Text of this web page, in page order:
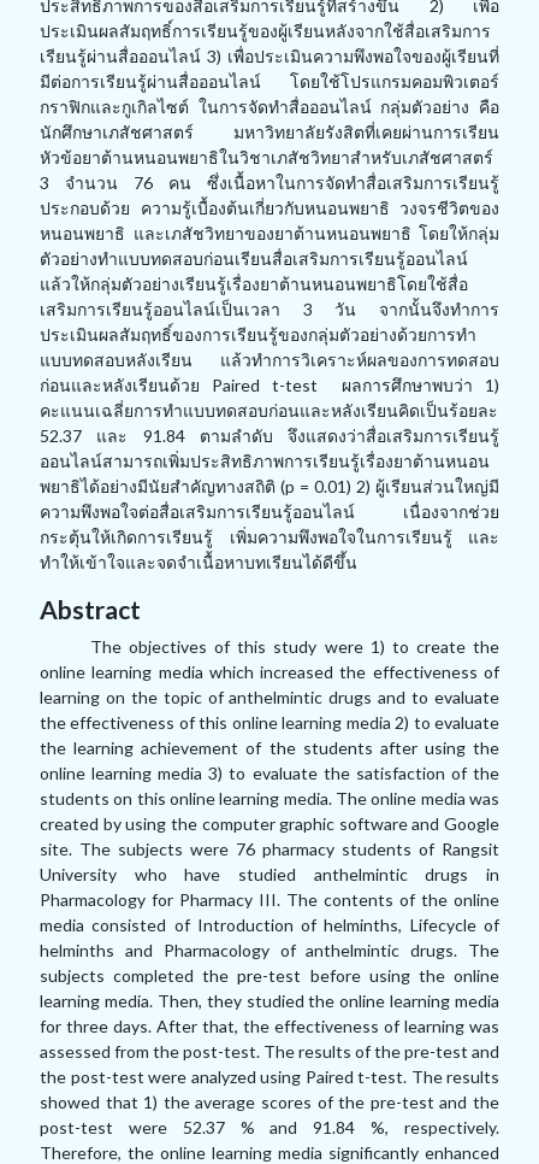
ประสิทธิภาพการของสื่อเสริมการเรียนรู้ที่สร้างขึ้น 2) เพื่อ
ประเมินผลสัมฤทธิ์การเรียนรู้ของผู้เรียนหลังจากใช้สื่อเสริมการ
เรียนรู้ผ่านสื่อออนไลน์ 3) เพื่อประเมินความพึงพอใจของผู้เรียนที่
มีต่อการเรียนรู้ผ่านสื่อออนไลน์ โดยใช้โปรแกรมคอมพิวเตอร์
กราฟิกและกูเกิลไซต์ ในการจัดทำสื่อออนไลน์ กลุ่มตัวอย่าง คือ
นักศึกษาเภสัชศาสตร์ มหาวิทยาลัยรังสิตที่เคยผ่านการเรียน
หัวข้อยาต้านหนอนพยาธิในวิชาเภสัชวิทยาสำหรับเภสัชศาสตร์
3 จำนวน 76 คน ซึ่งเนื้อหาในการจัดทำสื่อเสริมการเรียนรู้
ประกอบด้วย ความรู้เบื้องต้นเกี่ยวกับหนอนพยาธิ วงจรชีวิตของ
หนอนพยาธิ และเภสัชวิทยาของยาต้านหนอนพยาธิ โดยให้กลุ่ม
ตัวอย่างทำแบบทดสอบก่อนเรียนสื่อเสริมการเรียนรู้ออนไลน์
แล้วให้กลุ่มตัวอย่างเรียนรู้เรื่องยาต้านหนอนพยาธิโดยใช้สื่อ
เสริมการเรียนรู้ออนไลน์เป็นเวลา 3 วัน จากนั้นจึงทำการ
ประเมินผลสัมฤทธิ์ของการเรียนรู้ของกลุ่มตัวอย่างด้วยการทำ
แบบทดสอบหลังเรียน แล้วทำการวิเคราะห์ผลของการทดสอบ
ก่อนและหลังเรียนด้วย Paired t-test ผลการศึกษาพบว่า 1)
คะแนนเฉลี่ยการทำแบบทดสอบก่อนและหลังเรียนคิดเป็นร้อยละ
52.37 และ 91.84 ตามลำดับ จึงแสดงว่าสื่อเสริมการเรียนรู้
ออนไลน์สามารถเพิ่มประสิทธิภาพการเรียนรู้เรื่องยาต้านหนอน
พยาธิได้อย่างมีนัยสำคัญทางสถิติ (p = 0.01) 2) ผู้เรียนส่วนใหญ่มี
ความพึงพอใจต่อสื่อเสริมการเรียนรู้ออนไลน์ เนื่องจากช่วย
กระตุ้นให้เกิดการเรียนรู้ เพิ่มความพึงพอใจในการเรียนรู้ และ
ทำให้เข้าใจและจดจำเนื้อหาบทเรียนได้ดีขึ้น
Abstract
The objectives of this study were 1) to create the
online learning media which increased the effectiveness of
learning on the topic of anthelmintic drugs and to evaluate
the effectiveness of this online learning media 2) to evaluate
the learning achievement of the students after using the
online learning media 3) to evaluate the satisfaction of the
students on this online learning media. The online media was
created by using the computer graphic software and Google
site. The subjects were 76 pharmacy students of Rangsit
University who have studied anthelmintic drugs in
Pharmacology for Pharmacy III. The contents of the online
media consisted of Introduction of helminths, Lifecycle of
helminths and Pharmacology of anthelmintic drugs. The
subjects completed the pre-test before using the online
learning media. Then, they studied the online learning media
for three days. After that, the effectiveness of learning was
assessed from the post-test. The results of the pre-test and
the post-test were analyzed using Paired t-test. The results
showed that 1) the average scores of the pre-test and the
post-test were 52.37 % and 91.84 %, respectively.
Therefore, the online learning media significantly enhanced